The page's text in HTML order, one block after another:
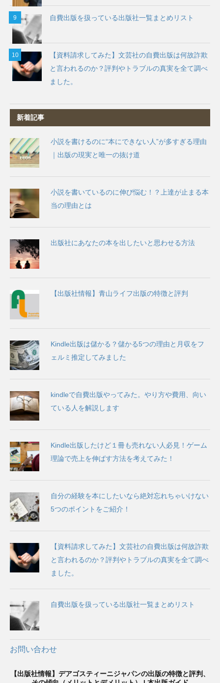
自費出版を扱っている出版社一覧まとめリスト
【資料請求してみた】文芸社の自費出版は何故詐欺
と言われるのか？評判やトラブルの真実を全て調べ
ました。
新着記事
小説を書けるのに“本にできない人”が多すぎる理由
｜出版の現実と唯一の抜け道
小説を書いているのに伸び悩む！？上達が止まる本
当の理由とは
出版社にあなたの本を出したいと思わせる方法
【出版社情報】青山ライフ出版の特徴と評判
Kindle出版は儲かる？儲かる5つの理由と月収をフ
ェルミ推定してみました
kindleで自費出版やってみた。やり方や費用、向い
ている人を解説します
Kindle出版したけど１冊も売れない人必見！ゲーム
理論で売上を伸ばす方法を考えてみた！
自分の経験を本にしたいなら絶対忘れちゃいけない
5つのポイントをご紹介！
【資料請求してみた】文芸社の自費出版は何故詐欺
と言われるのか？評判やトラブルの真実を全て調べ
ました。
自費出版を扱っている出版社一覧まとめリスト
お問い合わせ
【出版社情報】デアゴスティーニジャパンの出版の特徴と評判、